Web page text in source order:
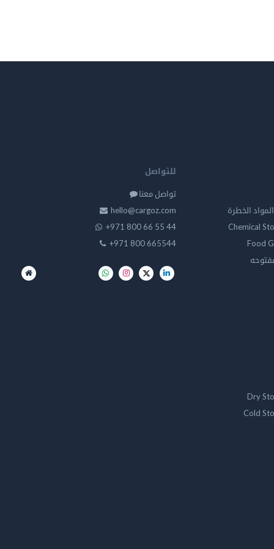
الخطرة
Chemical
Food
للتواصل
تواصل معنا
hello@cargoz.com
+971 800 66 55 44
+971 800 665544
Dry
Cold